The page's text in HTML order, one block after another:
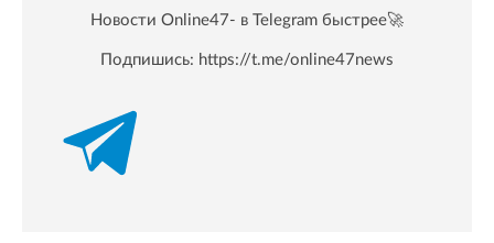
Новости Online47- в Telegram быстрее🚀
Подпишись: https://t.me/online47news